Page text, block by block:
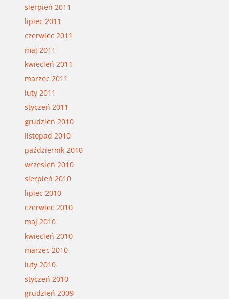
sierpień 2011
lipiec 2011
czerwiec 2011
maj 2011
kwiecień 2011
marzec 2011
luty 2011
styczeń 2011
grudzień 2010
listopad 2010
październik 2010
wrzesień 2010
sierpień 2010
lipiec 2010
czerwiec 2010
maj 2010
kwiecień 2010
marzec 2010
luty 2010
styczeń 2010
grudzień 2009